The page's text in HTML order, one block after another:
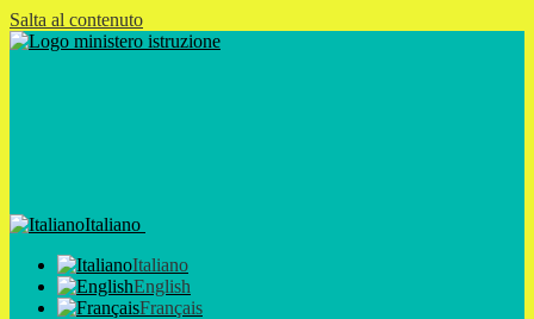
Salta al contenuto
Italiano
Italiano
English
Français